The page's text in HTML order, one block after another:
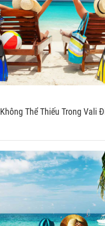
Thể Thiếu Trong Vali